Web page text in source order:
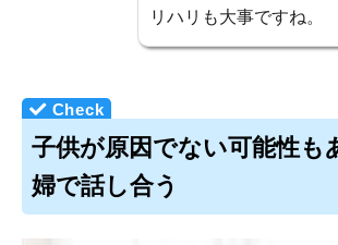
リハリも大事ですね。
子供が原因でない可能性も
婦で話し合う